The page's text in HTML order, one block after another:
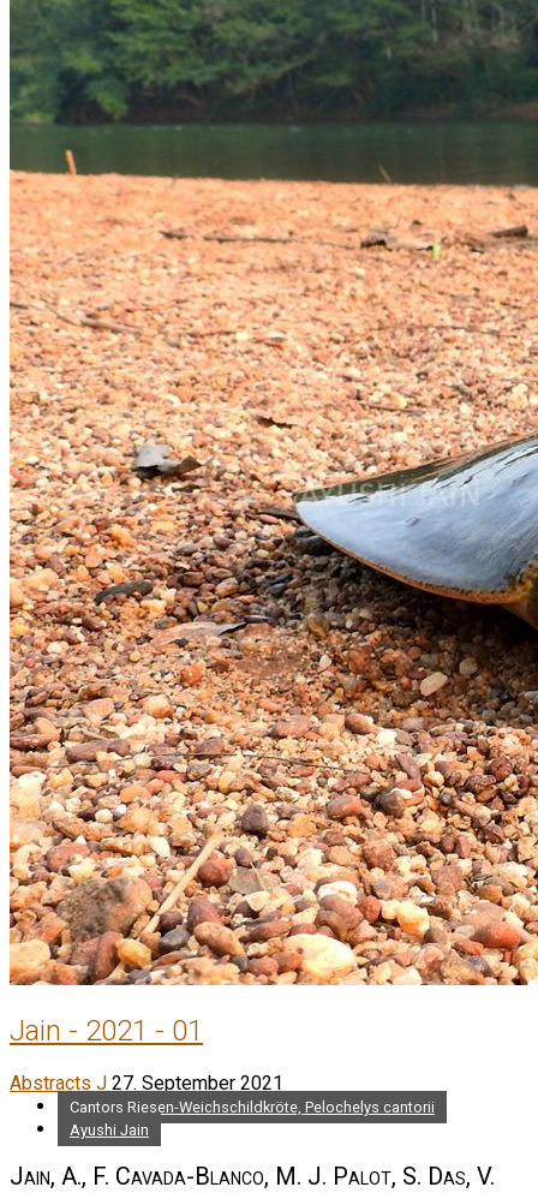
Jain - 2021 - 01
Abstracts J 27. September 2021
Cantors Riesen-Weichschildkröte, Pelochelys cantorii
Ayushi Jain
Jain, A., F. Cavada-Blanco, M. J. Palot, S. Das, V.